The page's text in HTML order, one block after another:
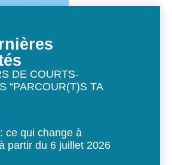
DE COURTS-
“PARCOUR(T)S TA
ce qui change à
partir du 6 juillet 2026